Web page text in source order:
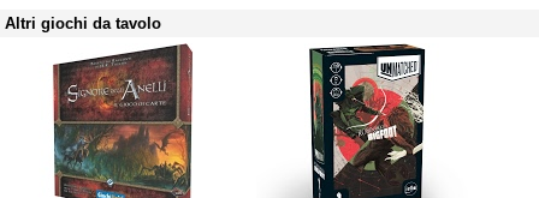
Altri giochi da tavolo